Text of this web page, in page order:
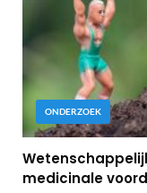
ONDERZOEK
medicinale